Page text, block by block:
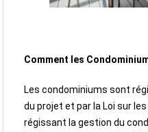
Comment les
Les condominiums sont
du projet et par la Loi sur
régissant la gestion du